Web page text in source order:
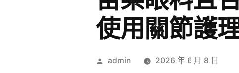
使用關節護
作
admin 2026 年 6 月 8 日